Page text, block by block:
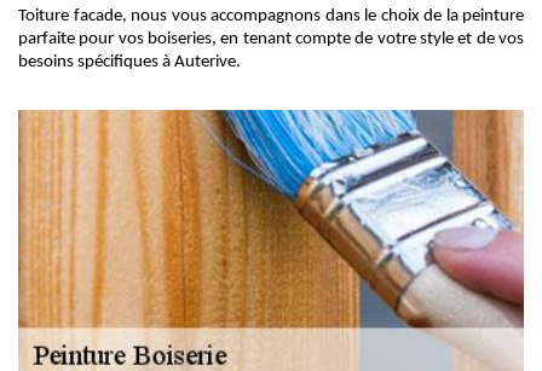
Toiture facade, nous vous accompagnons dans le choix de la peinture
parfaite pour vos boiseries, en tenant compte de votre style et de vos
besoins spécifiques à Auterive.